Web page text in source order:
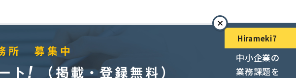
Hirameki7
中小企業の
業務課題を